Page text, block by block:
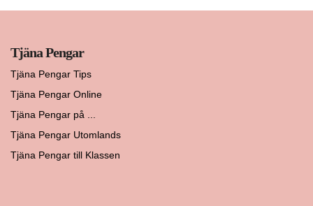
Tjäna Pengar
Tjäna Pengar Tips
Tjäna Pengar Online
Tjäna Pengar på ...
Tjäna Pengar Utomlands
Tjäna Pengar till Klassen